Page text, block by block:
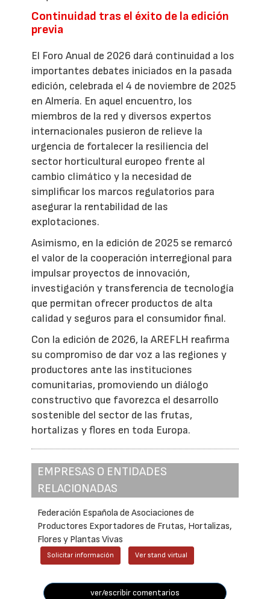
Continuidad tras el éxito de la edición
previa
El Foro Anual de 2026 dará continuidad a los
importantes debates iniciados en la pasada
edición, celebrada el 4 de noviembre de 2025
en Almería. En aquel encuentro, los
miembros de la red y diversos expertos
internacionales pusieron de relieve la
urgencia de fortalecer la resiliencia del
sector horticultural europeo frente al
cambio climático y la necesidad de
simplificar los marcos regulatorios para
asegurar la rentabilidad de las
explotaciones.
Asimismo, en la edición de 2025 se remarcó
el valor de la cooperación interregional para
impulsar proyectos de innovación,
investigación y transferencia de tecnología
que permitan ofrecer productos de alta
calidad y seguros para el consumidor final.
Con la edición de 2026, la AREFLH reafirma
su compromiso de dar voz a las regiones y
productores ante las instituciones
comunitarias, promoviendo un diálogo
constructivo que favorezca el desarrollo
sostenible del sector de las frutas,
hortalizas y flores en toda Europa.
EMPRESAS O ENTIDADES
RELACIONADAS
Federación Española de Asociaciones de
Productores Exportadores de Frutas, Hortalizas,
Flores y Plantas Vivas
Solicitar información Ver stand virtual
ver/escribir comentarios